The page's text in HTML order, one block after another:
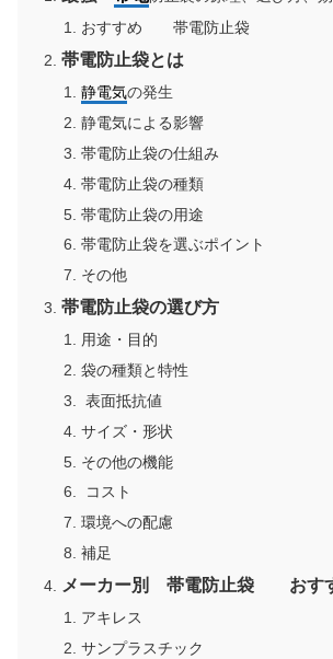
おすすめ 帯電防止袋
帯電防止袋とは
静電気の発生
静電気による影響
帯電防止袋の仕組み
帯電防止袋の種類
帯電防止袋の用途
帯電防止袋を選ぶポイント
その他
帯電防止袋の選び方
用途・目的
袋の種類と特性
表面抵抗値
サイズ・形状
その他の機能
コスト
環境への配慮
補足
メーカー別 帯電防止袋 おす
アキレス
サンプラスチック